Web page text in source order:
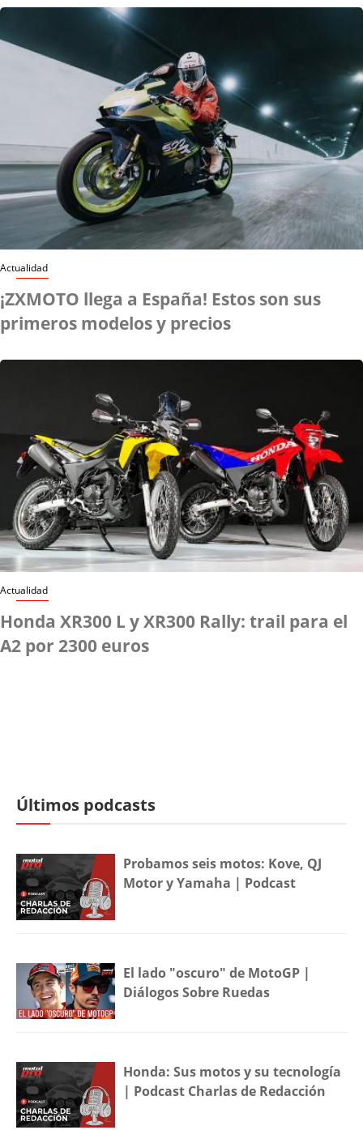
Actualidad
¡ZXMOTO llega a España! Estos son sus
primeros modelos y precios
Actualidad
Honda XR300 L y XR300 Rally: trail para el
A2 por 2300 euros
Últimos podcasts
Probamos seis motos: Kove, QJ
Motor y Yamaha | Podcast
El lado "oscuro" de MotoGP |
Diálogos Sobre Ruedas
Honda: Sus motos y su tecnología
| Podcast Charlas de Redacción